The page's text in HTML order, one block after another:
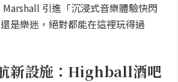
引進「沉浸式音樂體驗快閃
是樂迷，絕對都能在這裡玩得過
新設施：Highball酒吧